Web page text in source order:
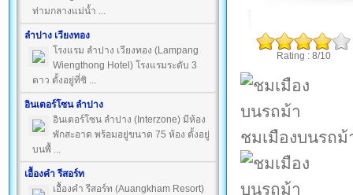
ท่ามกลางแม่น้ำ ...
ลำปาง เวียงทอง
โรงแรม ลำปาง เวียงทอง (Lampang
Wiengthong Hotel) โรงแรมระดับ 3
ดาว ตั้งอยู่ที่ซิ ...
อินเตอร์โซน ลำปาง
อินเตอร์โซน ลำปาง (Interzone) มีห้อง
พักสะอาด พร้อมอยู่ขนาด 75 ห้อง ตั้งอยู่
บนพื้ ...
เอื้องคำ รีสอร์ท
เอื้องคำ รีสอร์ท (Auangkham Resort)
Rating : 8/10
ชมเมืองบนรถม้